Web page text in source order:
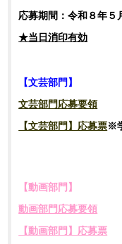
応募期間：令和８年５
★当日消印有効
【文芸部門】
文芸部門応募要領
【文芸部門】応募票※
【動画部門】
動画部門応募要領
【動画部門】応募票